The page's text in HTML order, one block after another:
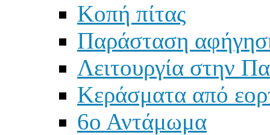
Κοπή πίτας
Παράσταση
Λειτουργία στην
Κεράσματα από
6ο Αντάμωμα